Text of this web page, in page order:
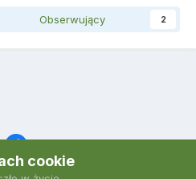
Obserwujący 2
cookie